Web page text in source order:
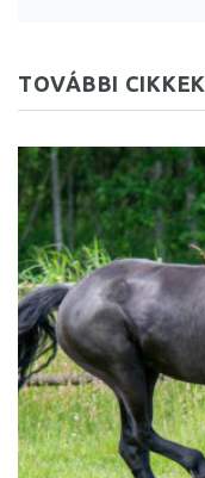
TOVÁBBI CIKKEK